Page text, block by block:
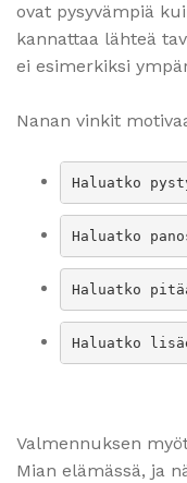
ovat pysyvämpiä
kannattaa lähteä
ei esimerkiksi
Nanan vinkit
Haluatko
Haluatko
Haluatko
Haluatko
Valmennuksen
Mian elämässä, ja